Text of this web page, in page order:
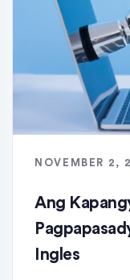
NOVEMBER 2,
Ang
Ingles